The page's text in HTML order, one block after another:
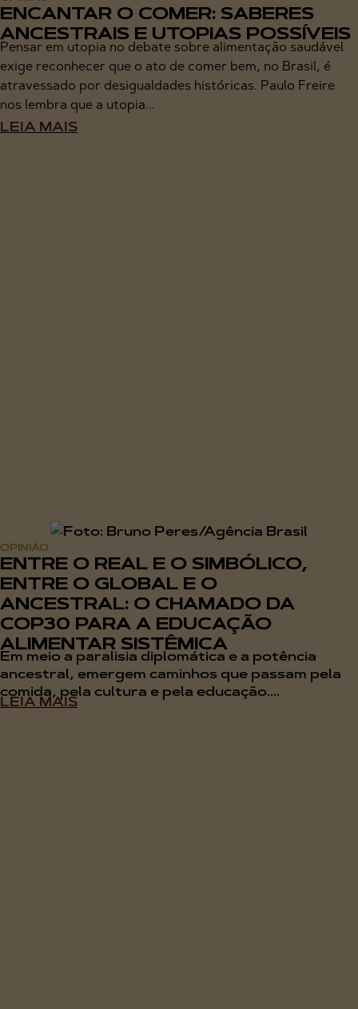
ENCANTAR O COMER: SABERES
ANCESTRAIS E UTOPIAS POSSÍVEIS
Pensar em utopia no debate sobre alimentação saudável
exige reconhecer que o ato de comer bem, no Brasil, é
atravessado por desigualdades históricas. Paulo Freire
nos lembra que a utopia...
LEIA MAIS
OPINIÃO
ENTRE O REAL E O SIMBÓLICO,
ENTRE O GLOBAL E O
ANCESTRAL: O CHAMADO DA
COP30 PARA A EDUCAÇÃO
ALIMENTAR SISTÊMICA
Em meio a paralisia diplomática e a potência
ancestral, emergem caminhos que passam pela
comida, pela cultura e pela educação....
LEIA MAIS